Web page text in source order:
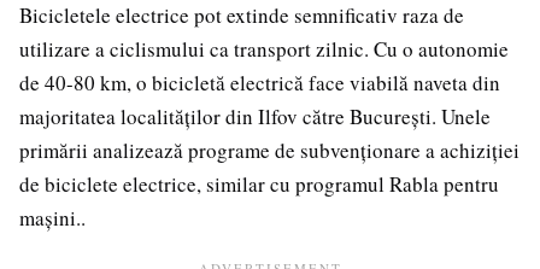
Bicicletele electrice pot extinde semnificativ raza de
utilizare a ciclismului ca transport zilnic. Cu o autonomie
de 40-80 km, o bicicletă electrică face viabilă naveta din
majoritatea localităților din Ilfov către București. Unele
primării analizează programe de subvenționare a achiziției
de biciclete electrice, similar cu programul Rabla pentru
mașini..